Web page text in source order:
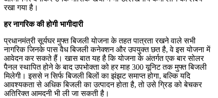
रखा गया है।
हर नागरिक की होगी भागीदारी
प्रधानमंत्री सूर्यघर मुफ्त बिजली योजना के तहत पात्रता रखने वाले सभी
नागरिक जिनके पास वैध बिजली कनेक्शन और उपयुक्त छत है, वे इस योजना में
आवेदन कर सकते हैं। खास बात यह है कि योजना के अंतर्गत एक बार सोलर
पैनल स्थापित होने के बाद उपभोक्ता को हर माह 300 यूनिट तक मुफ्त बिजली
मिलेगी। इससे न सिर्फ बिजली बिलों का झंझट समाप्त होगा, बल्कि यदि
आवश्यकता से अधिक बिजली का उत्पादन होता है, तो उसे ग्रिड को बेचकर
अतिरिक्त आमदनी भी ली जा सकती है।